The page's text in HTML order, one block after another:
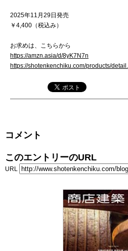
2025年11月29日発売
￥4,400（税込み）
お求めは、こちらから
https://amzn.asia/d/8yK7N7n
https://shotenkenchiku.com/products/
コメント
このエントリーのURL
URL